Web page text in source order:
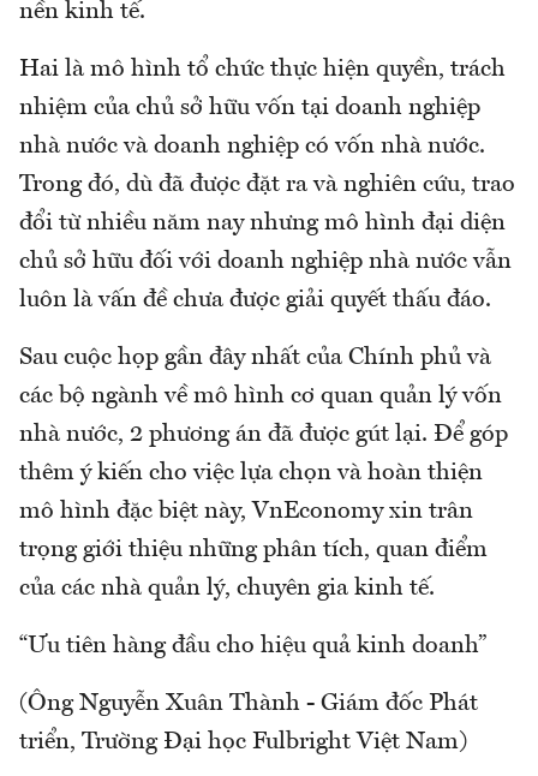
nền kinh tế.
Hai là mô hình tổ chức thực hiện quyền, trách
nhiệm của chủ sở hữu vốn tại doanh nghiệp
nhà nước và doanh nghiệp có vốn nhà nước.
Trong đó, dù đã được đặt ra và nghiên cứu, trao
đổi từ nhiều năm nay nhưng mô hình đại diện
chủ sở hữu đối với doanh nghiệp nhà nước vẫn
luôn là vấn đề chưa được giải quyết thấu đáo.
Sau cuộc họp gần đây nhất của Chính phủ và
các bộ ngành về mô hình cơ quan quản lý vốn
nhà nước, 2 phương án đã được gút lại. Để góp
thêm ý kiến cho việc lựa chọn và hoàn thiện
mô hình đặc biệt này, VnEconomy xin trân
trọng giới thiệu những phân tích, quan điểm
của các nhà quản lý, chuyên gia kinh tế.
“Ưu tiên hàng đầu cho hiệu quả kinh doanh”
(Ông Nguyễn Xuân Thành - Giám đốc Phát
triển, Trường Đại học Fulbright Việt Nam)